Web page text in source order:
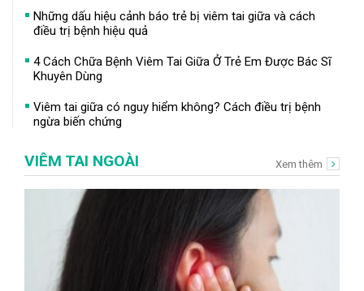
Những dấu hiệu cảnh báo trẻ bị viêm tai giữa và cách
điều trị bệnh hiệu quả
4 Cách Chữa Bệnh Viêm Tai Giữa Ở Trẻ Em Được Bác Sĩ
Khuyên Dùng
Viêm tai giữa có nguy hiểm không? Cách điều trị bệnh
ngừa biến chứng
VIÊM TAI NGOÀI Xem thêm